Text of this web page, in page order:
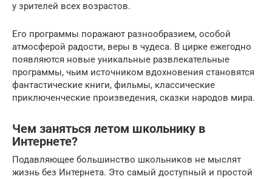
у зрителей всех возрастов.
Его программы поражают разнообразием, особой
атмосферой радости, веры в чудеса. В цирке ежегодно
появляются новые уникальные развлекательные
программы, чьим источником вдохновения становятся
фантастические книги, фильмы, классические
приключенческие произведения, сказки народов мира.
Чем заняться летом школьнику в
Интернете?
Подавляющее большинство школьников не мыслят
жизнь без Интернета. Это самый доступный и простой